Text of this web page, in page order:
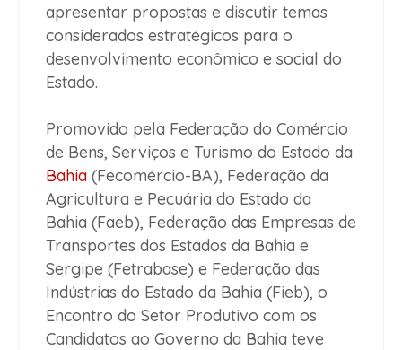
apresentar propostas e discutir temas
considerados estratégicos para o
desenvolvimento econômico e social do
Estado.
Promovido pela Federação do Comércio
de Bens, Serviços e Turismo do Estado da
Bahia (Fecomércio-BA), Federação da
Agricultura e Pecuária do Estado da
Bahia (Faeb), Federação das Empresas de
Transportes dos Estados da Bahia e
Sergipe (Fetrabase) e Federação das
Indústrias do Estado da Bahia (Fieb), o
Encontro do Setor Produtivo com os
Candidatos ao Governo da Bahia teve